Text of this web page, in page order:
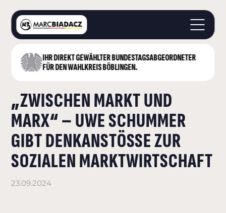
IHR DIREKT GEWÄHLTER BUNDESTAGS­ABGEORDNETER
FÜR DEN WAHLKREIS BÖBLINGEN.
STARTSEITE
LANDKREIS BÖBLINGEN
DEUTSCHER BUNDESTAG
AKTUELLES
KONTAKT
„ZWISCHEN MARKT UND
MARX“ – UWE SCHUMMER
GIBT DENKANSTÖSSE ZUR S
OZIALEN MARKTWIRTSCHAFT
23.09.2024